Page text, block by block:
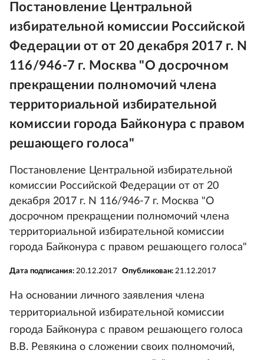
Постановление Центральной
избирательной комиссии Российской
Федерации от от 20 декабря 2017 г. N
116/946-7 г. Москва "О досрочном
прекращении полномочий члена
территориальной избирательной
комиссии города Байконура с правом
решающего голоса"
Постановление Центральной избирательной
комиссии Российской Федерации от от 20
декабря 2017 г. N 116/946-7 г. Москва "О
досрочном прекращении полномочий члена
территориальной избирательной комиссии
города Байконура с правом решающего голоса"
Дата подписания: 20.12.2017 Опубликован: 21.12.2017
На основании личного заявления члена
территориальной избирательной комиссии
города Байконура с правом решающего голоса
В.В. Ревякина о сложении своих полномочий,